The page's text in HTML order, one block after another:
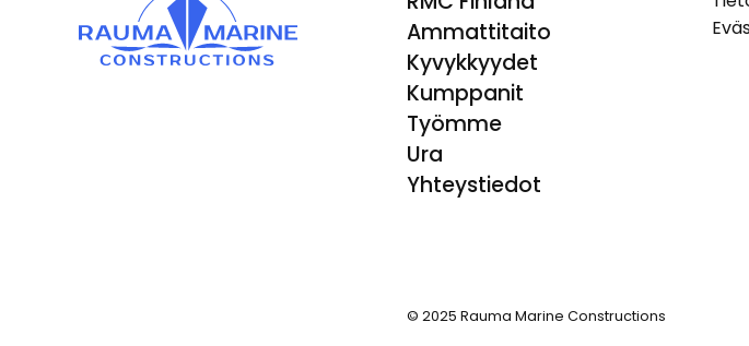
Ammattitaito
Kyvykkyydet
Kumppanit
Työmme
Ura
Yhteystiedot
© 2025 Rauma Marine Constructions